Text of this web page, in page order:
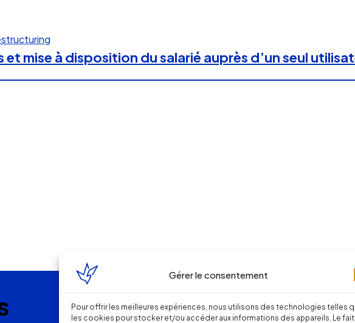
Gérer le consentement
Pour offrir les meilleures expériences, nous utilisons des technologies telles
les cookies pour stocker et/ou accéder aux informations des appareils. Le fait
mise à disposition du salarié auprès d’un seul